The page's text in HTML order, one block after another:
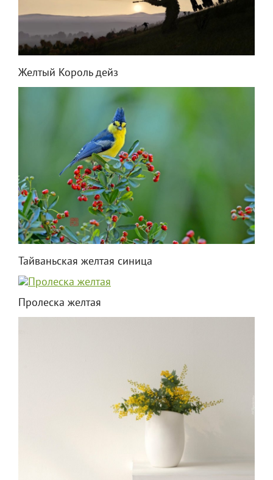
Желтый Король дейз
Тайваньская желтая синица
Пролеска желтая